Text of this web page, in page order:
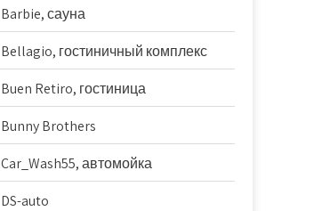
Barbie, сауна
Bellagio, гостиничный комплекс
Buen Retiro, гостиница
Bunny Brothers
Car_Wash55, автомойка
DS-auto